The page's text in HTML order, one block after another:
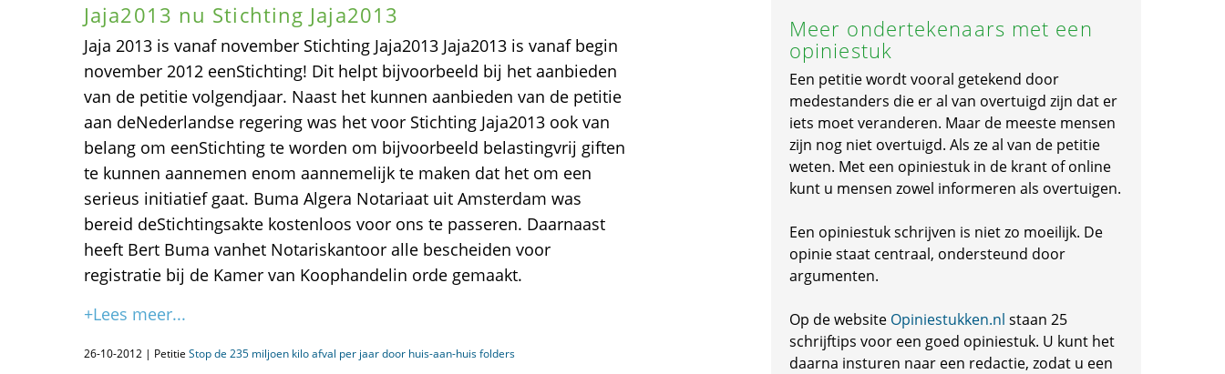
Jaja2013 nu Stichting Jaja2013
Jaja 2013 is vanaf november Stichting Jaja2013 Jaja2013 is vanaf begin
november 2012 eenStichting! Dit helpt bijvoorbeeld bij het aanbieden
van de petitie volgendjaar. Naast het kunnen aanbieden van de petitie
aan deNederlandse regering was het voor Stichting Jaja2013 ook van
belang om eenStichting te worden om bijvoorbeeld belastingvrij giften
te kunnen aannemen enom aannemelijk te maken dat het om een
serieus initiatief gaat. Buma Algera Notariaat uit Amsterdam was
bereid deStichtingsakte kostenloos voor ons te passeren. Daarnaast
heeft Bert Buma vanhet Notariskantoor alle bescheiden voor
registratie bij de Kamer van Koophandelin orde gemaakt.
+Lees meer...
26-10-2012 | Petitie Stop de 235 miljoen kilo afval per jaar door huis-aan-huis folders
Meer ondertekenaars met een
opiniestuk
Een petitie wordt vooral getekend door
medestanders die er al van overtuigd zijn dat er
iets moet veranderen. Maar de meeste mensen
zijn nog niet overtuigd. Als ze al van de petitie
weten. Met een opiniestuk in de krant of online
kunt u mensen zowel informeren als overtuigen.
Een opiniestuk schrijven is niet zo moeilijk. De
opinie staat centraal, ondersteund door
argumenten.
Op de website Opiniestukken.nl staan 25
schrijftips voor een goed opiniestuk. U kunt het
daarna insturen naar een redactie, zodat u een